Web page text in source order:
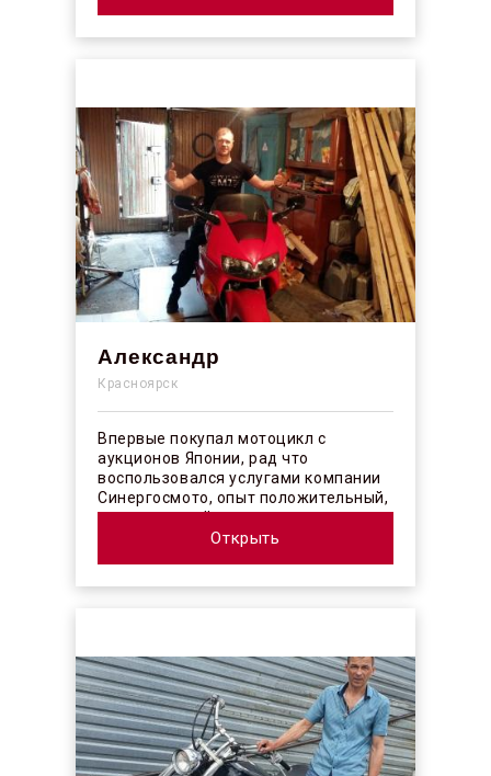
Александр
Красноярск
Впервые покупал мотоцикл с
аукционов Японии, рад что
воспользовался услугами компании
Синергосмото, опыт положительный,
коллектив действительно
профессионалы своего ...
Открыть